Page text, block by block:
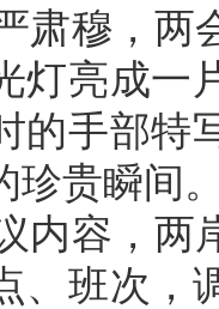
穆，两
灯亮成一
的手部特
珍贵瞬间
容，两
、班次，